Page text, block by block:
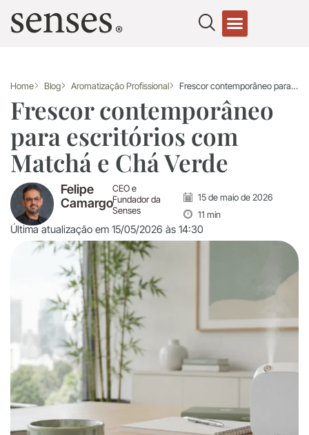
Home Blog Aromatização Profissional Frescor contemporâneo para escritórios com Matchá e Chá Verde
Frescor contemporâneo
para escritórios com
Matchá e Chá Verde
Felipe
Camargo
CEO e
Fundador da
Senses
15 de maio de 2026
11 min
Última atualização em 15/05/2026 às 14:30